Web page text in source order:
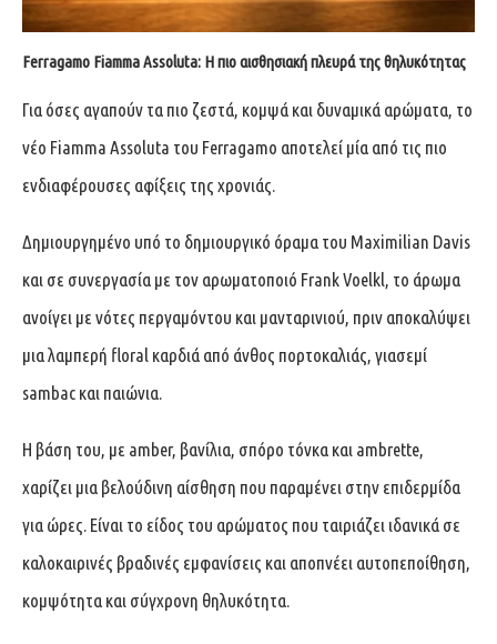
Ferragamo Fiamma Assoluta: Η πιο αισθησιακή πλευρά της θηλυκότητας
Για όσες αγαπούν τα πιο ζεστά, κομψά και δυναμικά αρώματα, το
νέο Fiamma Assoluta του Ferragamo αποτελεί μία από τις πιο
ενδιαφέρουσες αφίξεις της χρονιάς.
Δημιουργημένο υπό το δημιουργικό όραμα του Maximilian Davis
και σε συνεργασία με τον αρωματοποιό Frank Voelkl, το άρωμα
ανοίγει με νότες περγαμόντου και μανταρινιού, πριν αποκαλύψει
μια λαμπερή floral καρδιά από άνθος πορτοκαλιάς, γιασεμί
sambac και παιώνια.
Η βάση του, με amber, βανίλια, σπόρο τόνκα και ambrette,
χαρίζει μια βελούδινη αίσθηση που παραμένει στην επιδερμίδα
για ώρες. Είναι το είδος του αρώματος που ταιριάζει ιδανικά σε
καλοκαιρινές βραδινές εμφανίσεις και αποπνέει αυτοπεποίθηση,
κομψότητα και σύγχρονη θηλυκότητα.